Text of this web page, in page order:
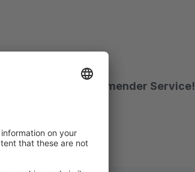
und zuvorkommender Service!
5.0Support